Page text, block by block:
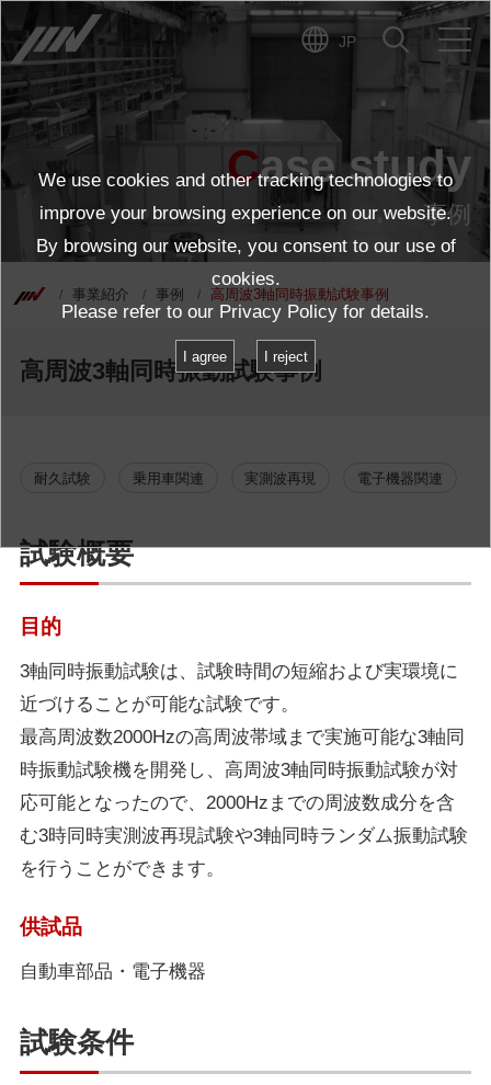
JP
Case study
事例
事業紹介 事例 高周波3軸同時振動試験事例
高周波3軸同時振動試験事例
耐久試験 乗用車関連 実測波再現 電子機器関連
試験概要
目的
3軸同時振動試験は、試験時間の短縮および実環境に
近づけることが可能な試験です。
最高周波数2000Hzの高周波帯域まで実施可能な3軸同
時振動試験機を開発し、高周波3軸同時振動試験が対
応可能となったので、2000Hzまでの周波数成分を含
む3時同時実測波再現試験や3軸同時ランダム振動試験
を行うことができます。
供試品
自動車部品・電子機器
試験条件
We use cookies and other tracking technologies to
improve your browsing experience on our website.
By browsing our website, you consent to our use of
cookies.
Please refer to our Privacy Policy for details.
I agree I reject